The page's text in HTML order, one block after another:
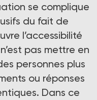
se complique
du fait de
l’accessibilité
pas mettre en
personnes plus
ou réponses
Dans ce